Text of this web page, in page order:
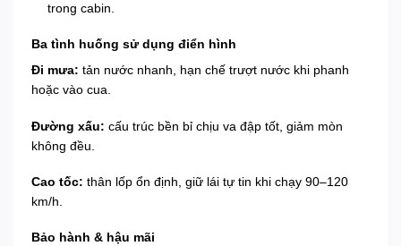
trong cabin.
Ba tình huống sử dụng điển hình
Đi mưa: tản nước nhanh, hạn chế trượt nước khi phanh
hoặc vào cua.
Đường xấu: cấu trúc bền bỉ chịu va đập tốt, giảm mòn
không đều.
Cao tốc: thân lốp ổn định, giữ lái tự tin khi chạy 90–120
km/h.
Bảo hành & hậu mãi